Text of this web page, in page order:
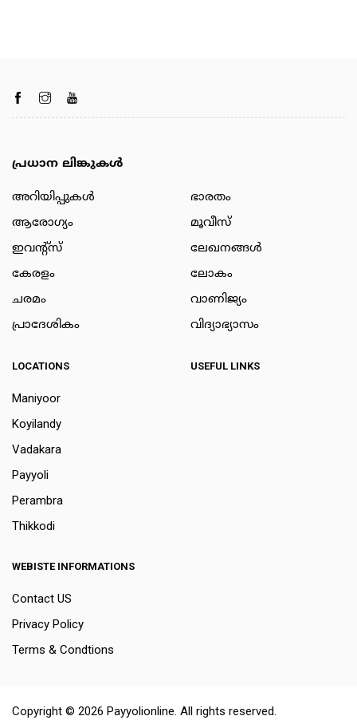
പ്രധാന ലിങ്കുകൾ
അറിയിപ്പുകള്‍
ആരോഗ്യം
ഇവന്റ്സ്
കേരളം
ചരമം
പ്രാദേശികം
ഭാരതം
മൂവീസ്
ലേഖനങ്ങള്‍
ലോകം
വാണിജ്യം
വിദ്യാഭ്യാസം
LOCATIONS
Maniyoor
Koyilandy
Vadakara
Payyoli
Perambra
Thikkodi
USEFUL LINKS
WEBISTE INFORMATIONS
Contact US
Privacy Policy
Terms & Condtions
Copyright © 2026 Payyolionline. All rights reserved.